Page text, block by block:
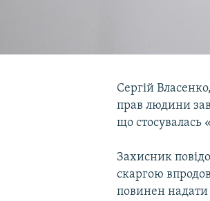
Сергій
прав людини
що стосувалась
Захисник
скаргою
повинен надати